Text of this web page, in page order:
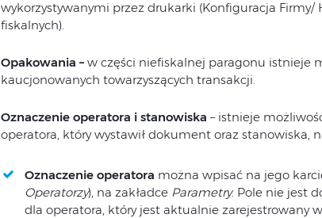
wykorzystywanymi przez drukarki (Konfiguracja Firmy/
fiskalnych).
Opakowania –w części niefiskalnej paragonu istnieje
kaucjonowanych towarzyszących transakcji.
Oznaczenie operatora i stanowiska – istnieje
operatora, który wystawił dokument oraz stanowiska,
Oznaczenie operatora można wpisać na jego
Operatorzy), na zakładce Parametry. Pole nie jest
dla operatora, który jest aktualnie zarejestrowany